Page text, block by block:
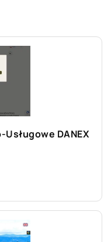
DANEX